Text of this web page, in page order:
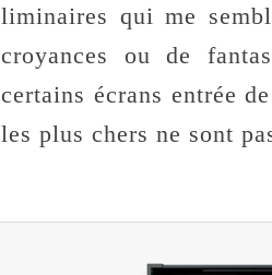
liminaires qui me
croyances ou de
certains écrans entrée
les plus chers ne sont